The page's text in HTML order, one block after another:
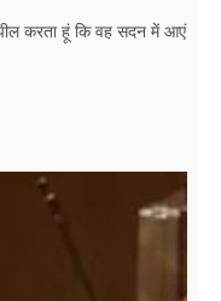
करता हूं कि वह सदन में आएं